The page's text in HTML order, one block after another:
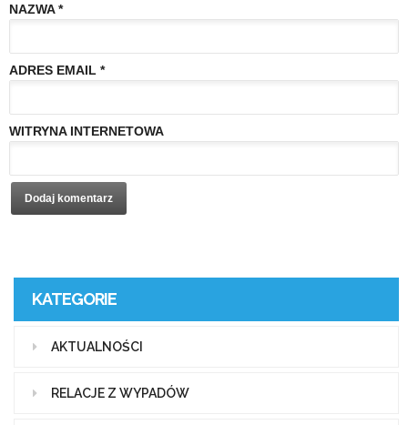
NAZWA*
ADRES EMAIL *
WITRYNA INTERNETOWA
KATEGORIE
AKTUALNOŚCI
RELACJE Z WYPADÓW